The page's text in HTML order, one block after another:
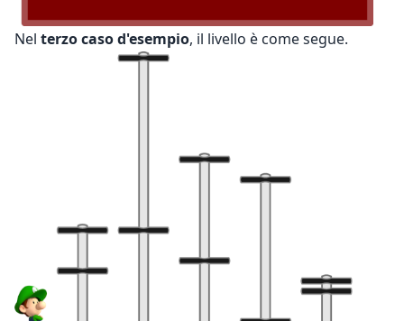
Nel terzo caso d'esempio, il livello è come segue.